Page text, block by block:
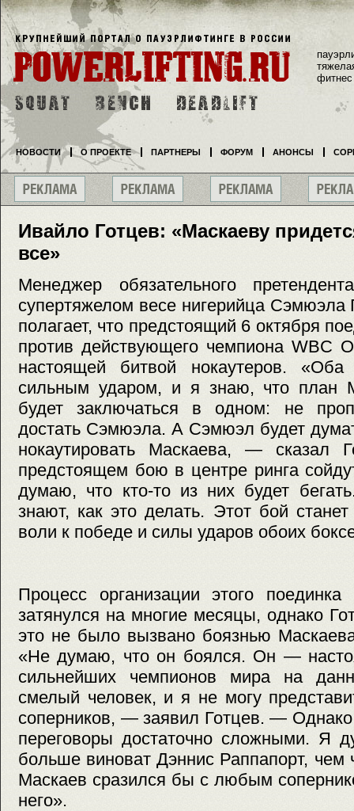
Ивайло Готцев: «Маскаеву
все»
Менеджер обязательного
супертяжелом весе нигерийца Сэмюэла
полагает, что предстоящий 6 октября
против действующего чемпиона WBC
настоящей битвой нокаутеров. «Оба
сильным ударом, и я знаю, что план
будет заключаться в одном: не
достать Сэмюэла. А Сэмюэл будет
нокаутировать Маскаева, —
предстоящем бою в центре ринга
думаю, что кто-то из них будет
знают, как это делать. Этот бой
воли к победе и силы ударов обоих
Процесс организации этого
затянулся на многие месяцы, однако
это не было вызвано боязнью
«Не думаю, что он боялся. Он —
сильнейших чемпионов мира на
смелый человек, и я не могу
соперников, — заявил Готцев. — Однако
переговоры достаточно сложными. Я
больше виноват Дэннис Раппапорт, чем
Маскаев сразился бы с любым
него».
фитнес
НОВОСТИ О ПРОЕКТЕ ПАРТНЕРЫ ФОРУМ АНОНСЫ